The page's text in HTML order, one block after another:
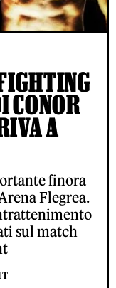
CONOR
A
finora
Flegrea.
sul match